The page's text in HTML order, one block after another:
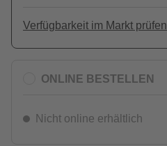
Verfügbarkeit im Markt prüfen
ONLINE BESTELLEN
Nicht online erhältlich